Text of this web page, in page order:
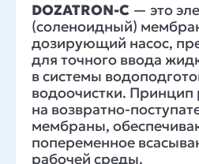
DOZATRON-C — это
(соленоидный)
дозирующий насос,
для точного ввода
в системы
водоочистки. Принцип
на возвратно-
мембраны,
попеременное
рабочей среды.